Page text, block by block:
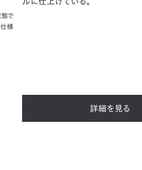
態で
様
詳細を見る